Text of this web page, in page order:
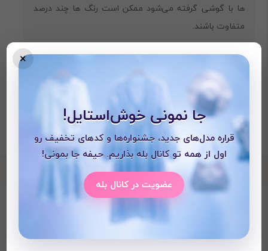
ها با گوشی گرفته می‌شود ممکن است رنگ ها چند درصد
متفاوت باشند.
محصولات دیده شده
×
جا نمونی خوش‌استایل!
قراره مدل‌های جدید، جشنواره‌ها و کدهای تخفیف رو
اول از همه تو کانال بله بذاریم. حیفه جا بمونی!
عضویت در کانال بله